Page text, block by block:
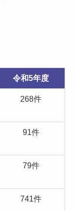
令和5年度
268件
91件
79件
741件